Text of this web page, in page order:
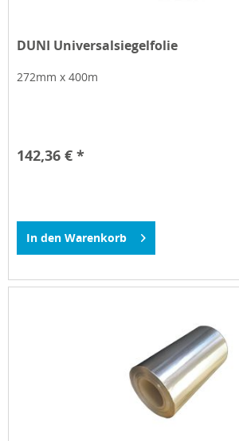
DUNI Universalsiegelfolie
272mm x 400m
142,36 € *
In den Warenkorb